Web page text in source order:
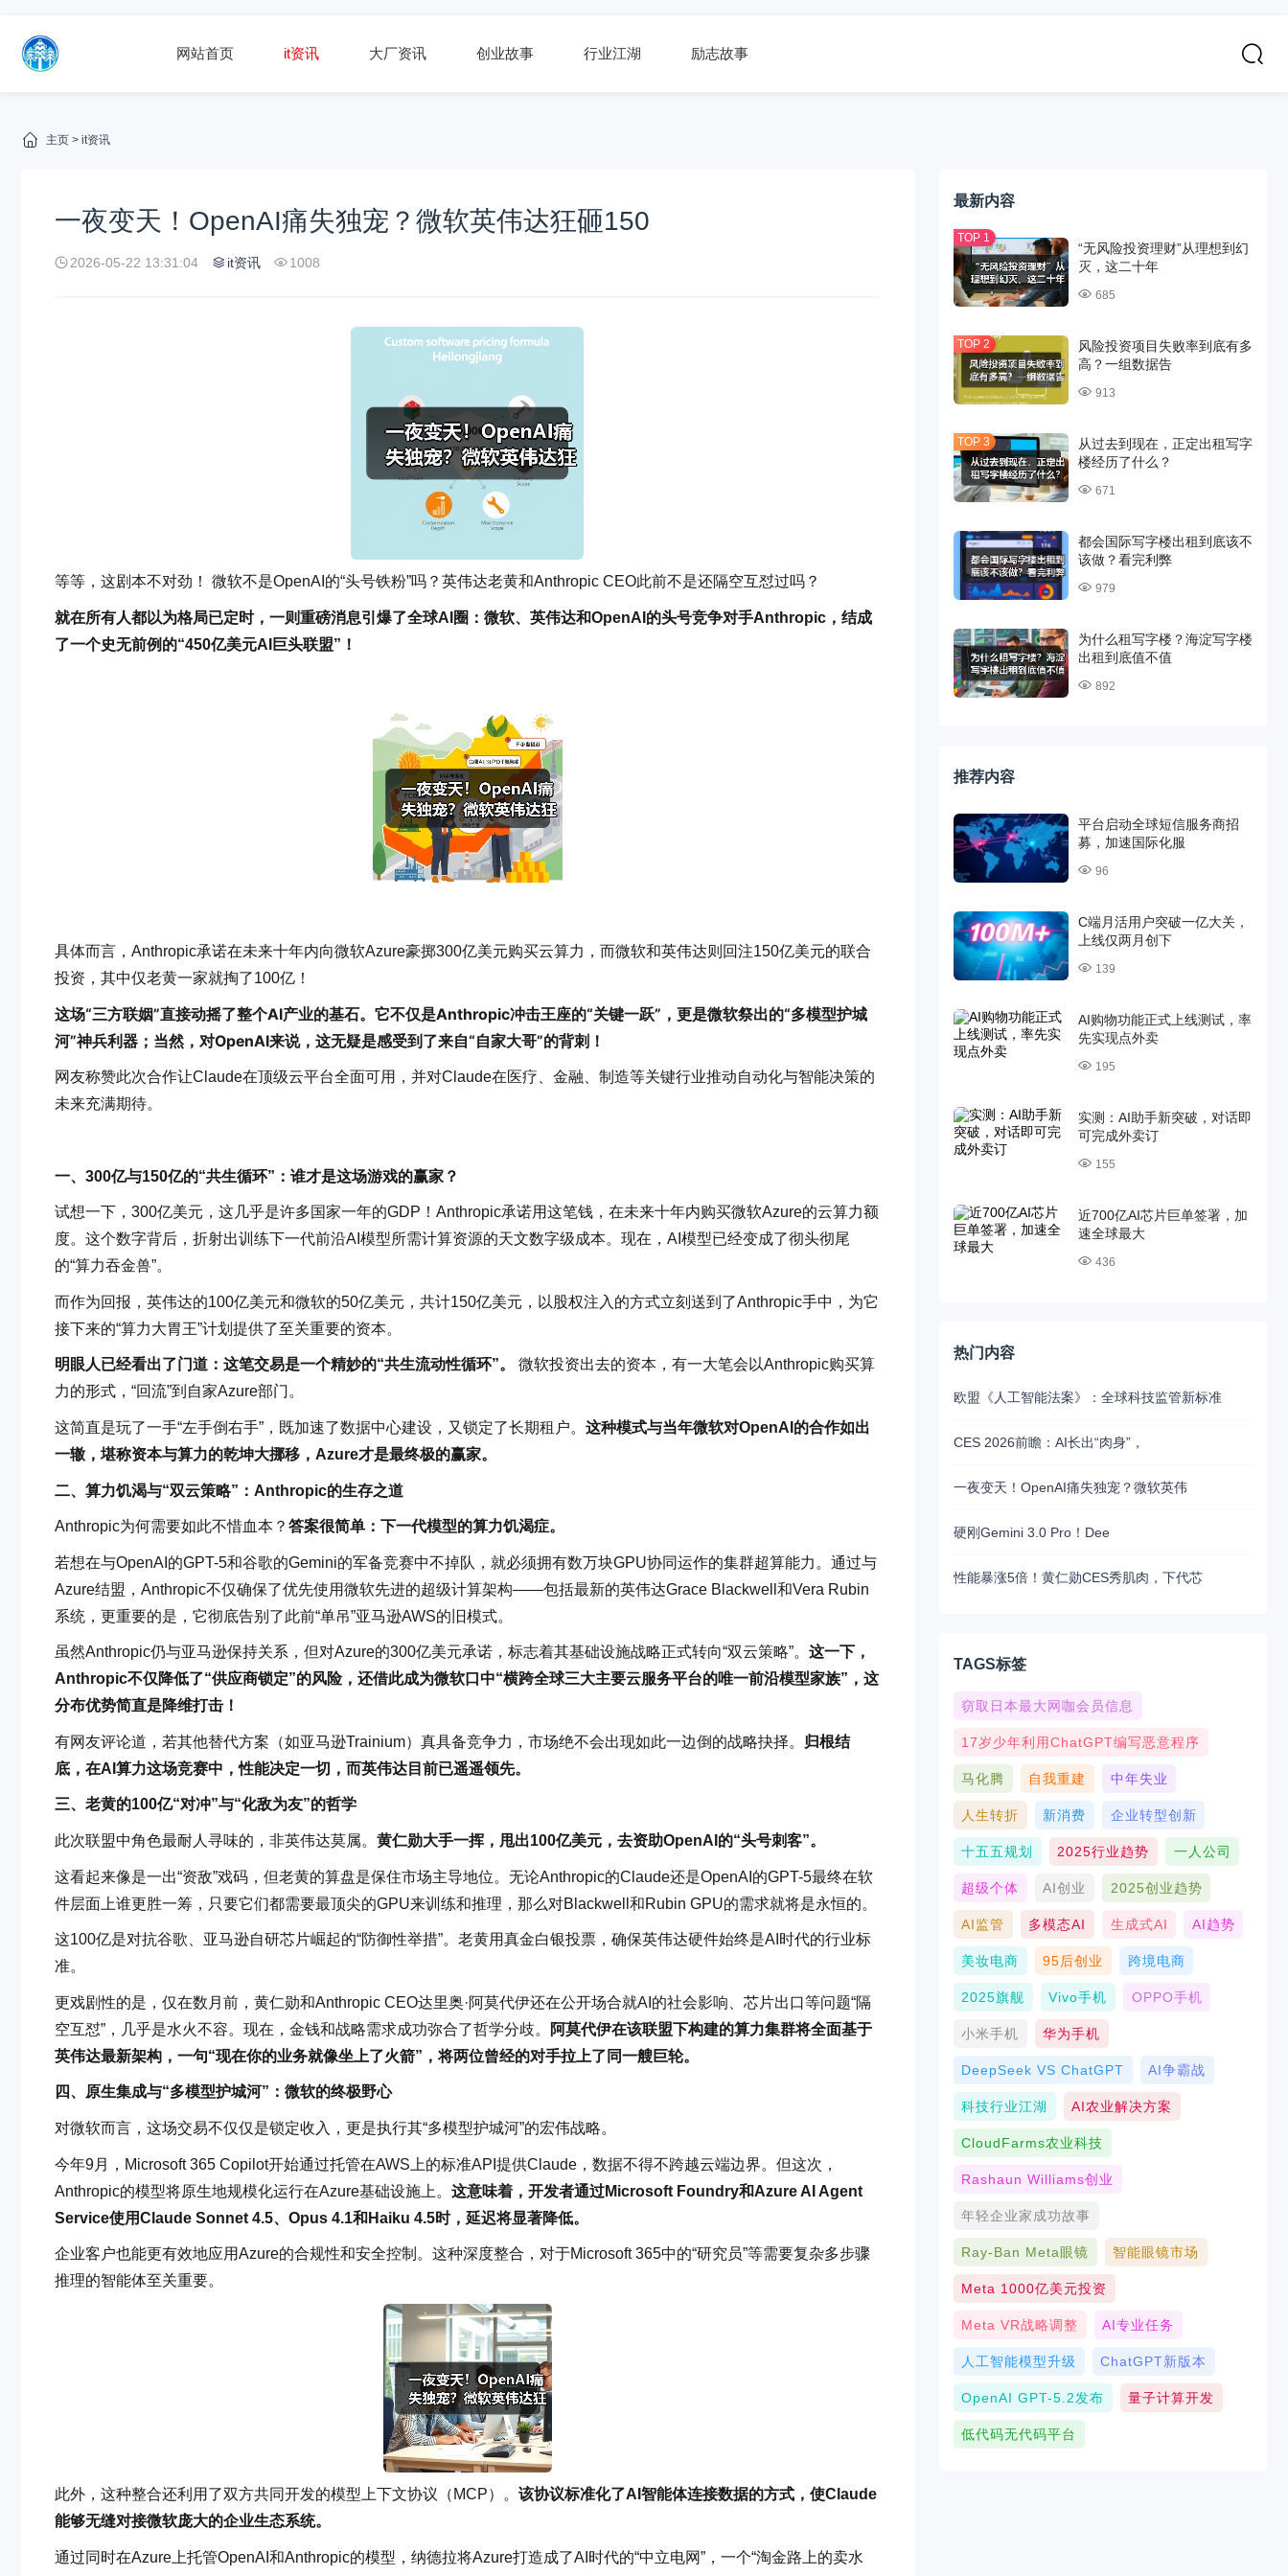
网站首页 it资讯 大厂资讯 创业故事 行业江湖 励志故事
主页 > it资讯
一夜变天！OpenAI痛失独宠？微软英伟达狂砸150
2026-05-22 13:31:04 it资讯 1008
等等，这剧本不对劲！ 微软不是OpenAI的“头号铁粉”吗？英伟达老黄和Anthropic CEO此前不是还隔空互怼过吗？
就在所有人都以为格局已定时，一则重磅消息引爆了全球AI圈：微软、英伟达和OpenAI的头号竞争对手Anthropic，结成
了一个史无前例的“450亿美元AI巨头联盟”！
具体而言，Anthropic承诺在未来十年内向微软Azure豪掷300亿美元购买云算力，而微软和英伟达则回注150亿美元的联合
投资，其中仅老黄一家就掏了100亿！
这场“三方联姻”直接动摇了整个AI产业的基石。它不仅是Anthropic冲击王座的“关键一跃”，更是微软祭出的“多模型护城
河”神兵利器；当然，对OpenAI来说，这无疑是感受到了来自“自家大哥”的背刺！
网友称赞此次合作让Claude在顶级云平台全面可用，并对Claude在医疗、金融、制造等关键行业推动自动化与智能决策的
未来充满期待。
一、300亿与150亿的“共生循环”：谁才是这场游戏的赢家？
试想一下，300亿美元，这几乎是许多国家一年的GDP！Anthropic承诺用这笔钱，在未来十年内购买微软Azure的云算力额
度。这个数字背后，折射出训练下一代前沿AI模型所需计算资源的天文数字级成本。现在，AI模型已经变成了彻头彻尾
的“算力吞金兽”。
而作为回报，英伟达的100亿美元和微软的50亿美元，共计150亿美元，以股权注入的方式立刻送到了Anthropic手中，为它
接下来的“算力大胃王”计划提供了至关重要的资本。
明眼人已经看出了门道：这笔交易是一个精妙的“共生流动性循环”。
微软投资出去的资本，有一大笔会以Anthropic购买算
力的形式，“回流”到自家Azure部门。
这简直是玩了一手“左手倒右手”，既加速了数据中心建设，又锁定了长期租户。 这种模式与当年微软对OpenAI的合作如出
一辙，堪称资本与算力的乾坤大挪移，Azure才是最终极的赢家。
二、算力饥渴与“双云策略”：Anthropic的生存之道
Anthropic为何需要如此不惜血本？ 答案很简单：下一代模型的算力饥渴症。
若想在与OpenAI的GPT-5和谷歌的Gemini的军备竞赛中不掉队，就必须拥有数万块GPU协同运作的集群超算能力。通过与
Azure结盟，Anthropic不仅确保了优先使用微软先进的超级计算架构——包括最新的英伟达Grace Blackwell和Vera Rubin
系统，更重要的是，它彻底告别了此前“单吊”亚马逊AWS的旧模式。
虽然Anthropic仍与亚马逊保持关系，但对Azure的300亿美元承诺，标志着其基础设施战略正式转向“双云策略”。 这一下，
Anthropic不仅降低了“供应商锁定”的风险，还借此成为微软口中“横跨全球三大主要云服务平台的唯一前沿模型家族”，这
分布优势简直是降维打击！
有网友评论道，若其他替代方案（如亚马逊Trainium）真具备竞争力，市场绝不会出现如此一边倒的战略抉择。 归根结
底，在AI算力这场竞赛中，性能决定一切，而英伟达目前已遥遥领先。
三、老黄的100亿“对冲”与“化敌为友”的哲学
此次联盟中角色最耐人寻味的，非英伟达莫属。 黄仁勋大手一挥，甩出100亿美元，去资助OpenAI的“头号刺客”。
这看起来像是一出“资敌”戏码，但老黄的算盘是保住市场主导地位。无论Anthropic的Claude还是OpenAI的GPT-5最终在软
件层面上谁更胜一筹，只要它们都需要最顶尖的GPU来训练和推理，那么对Blackwell和Rubin GPU的需求就将是永恒的。
这100亿是对抗谷歌、亚马逊自研芯片崛起的“防御性举措”。老黄用真金白银投票，确保英伟达硬件始终是AI时代的行业标
准。
更戏剧性的是，仅在数月前，黄仁勋和Anthropic CEO达里奥·阿莫代伊还在公开场合就AI的社会影响、芯片出口等问题“隔
空互怼”，几乎是水火不容。现在，金钱和战略需求成功弥合了哲学分歧。
阿莫代伊在该联盟下构建的算力集群将全面基于
英伟达最新架构，一句“现在你的业务就像坐上了火箭”，将两位曾经的对手拉上了同一艘巨轮。
四、原生集成与“多模型护城河”：微软的终极野心
对微软而言，这场交易不仅仅是锁定收入，更是执行其“多模型护城河”的宏伟战略。
今年9月，Microsoft 365 Copilot开始通过托管在AWS上的标准API提供Claude，数据不得不跨越云端边界。但这次，
Anthropic的模型将原生地规模化运行在Azure基础设施上。 这意味着，开发者通过Microsoft Foundry和Azure AI Agent
Service使用Claude Sonnet 4.5、Opus 4.1和Haiku 4.5时，延迟将显著降低。
企业客户也能更有效地应用Azure的合规性和安全控制。这种深度整合，对于Microsoft 365中的“研究员”等需要复杂多步骤
推理的智能体至关重要。
此外，这种整合还利用了双方共同开发的模型上下文协议（MCP）。 该协议标准化了AI智能体连接数据的方式，使Claude
能够无缝对接微软庞大的企业生态系统。
通过同时在Azure上托管OpenAI和Anthropic的模型，纳德拉将Azure打造成了AI时代的“中立电网”，一个“淘金路上的卖水
最新内容
“无风险投资理财”从理想到幻
灭，这二十年
685
风险投资项目失败率到底有多
高？一组数据告
913
从过去到现在，正定出租写字
楼经历了什么？
671
都会国际写字楼出租到底该不
该做？看完利弊
979
为什么租写字楼？海淀写字楼
出租到底值不值
892
推荐内容
平台启动全球短信服务商招
募，加速国际化服
96
C端月活用户突破一亿大关，
上线仅两月创下
139
AI购物功能正式上线测试，率
先实现点外卖
195
实测：AI助手新突破，对话即
可完成外卖订
155
近700亿AI芯片巨单签署，加
速全球最大
436
热门内容
欧盟《人工智能法案》：全球科技监管新标准
CES 2026前瞻：AI长出“肉身”，
一夜变天！OpenAI痛失独宠？微软英伟
硬刚Gemini 3.0 Pro！Dee
性能暴涨5倍！黄仁勋CES秀肌肉，下代芯
TAGS标签
窃取日本最大网咖会员信息
17岁少年利用ChatGPT编写恶意程序
马化腾 自我重建 中年失业
人生转折 新消费 企业转型创新
十五五规划 2025行业趋势 一人公司
超级个体 AI创业 2025创业趋势
AI监管 多模态AI 生成式AI AI趋势
美妆电商 95后创业 跨境电商
2025旗舰 Vivo手机 OPPO手机
小米手机 华为手机
DeepSeek VS ChatGPT AI争霸战
科技行业江湖 AI农业解决方案
CloudFarms农业科技
Rashaun Williams创业
年轻企业家成功故事
Ray-Ban Meta眼镜 智能眼镜市场
Meta 1000亿美元投资
Meta VR战略调整 AI专业任务
人工智能模型升级 ChatGPT新版本
OpenAI GPT-5.2发布 量子计算开发
低代码无代码平台